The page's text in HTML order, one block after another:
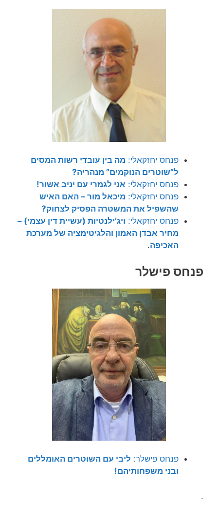
פנחס יחזקאלי: מה בין עובדי רשות המסים
ל”שוטרים הנוקמים” מנהריה?
פנחס יחזקאלי: אני לגמרי עם יניב אשור!
פנחס יחזקאלי: מיכאל מור – האם האיש
שהשפיל את המשטרה הפסיק לצחוק?
פנחס יחזקאלי: ויג’ילנטיות (עשיית דין עצמי) –
מחיר אבדן האמון והלגיטימציה של מערכת
האכיפה.
פנחס פישלר
פנחס פישלר: ליבי עם השוטרים האומללים
ובני משפחותיהם!
.